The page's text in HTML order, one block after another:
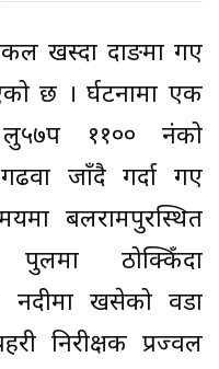
खस्दा दाङमा गए
छ । दुर्घटनामा एक
११०० नंको
जाँदै गर्दा गए
बलरामपुरस्थित
ठोक्किँदा
नदीमा खसेको वडा
निरीक्षक प्रज्वल